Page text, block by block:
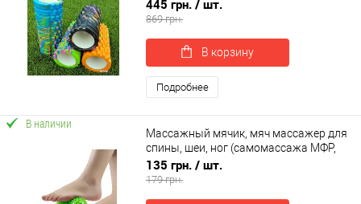
OSPORT 33*14 (MS 0857-1)
445 грн. / шт.
869 грн.
В корзину
Подробнее
В наличии
Массажный мячик, мяч массажер для
спины, шеи, ног (самомассажа МФР,
миофасциального релиза) OSPORT
(MS 2367)
135 грн. / шт.
179 грн.